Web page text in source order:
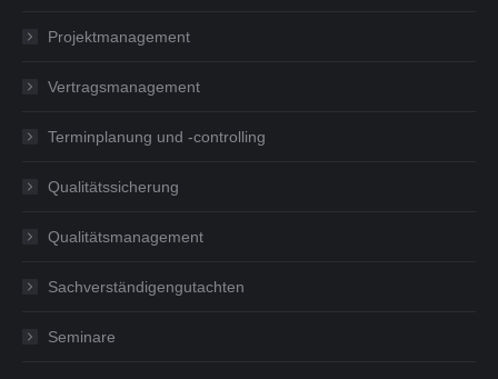
Projektmanagement
Vertragsmanagement
Terminplanung und -controlling
Qualitätssicherung
Qualitätsmanagement
Sachverständigengutachten
Seminare